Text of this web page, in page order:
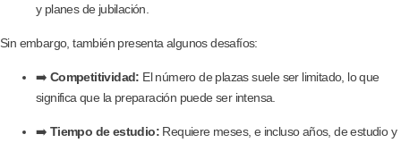
y planes de jubilación.
Sin embargo, también presenta algunos desafíos:
➡️ Competitividad: El número de plazas suele ser limitado, lo que
significa que la preparación puede ser intensa.
➡️ Tiempo de estudio: Requiere meses, e incluso años, de estudio y